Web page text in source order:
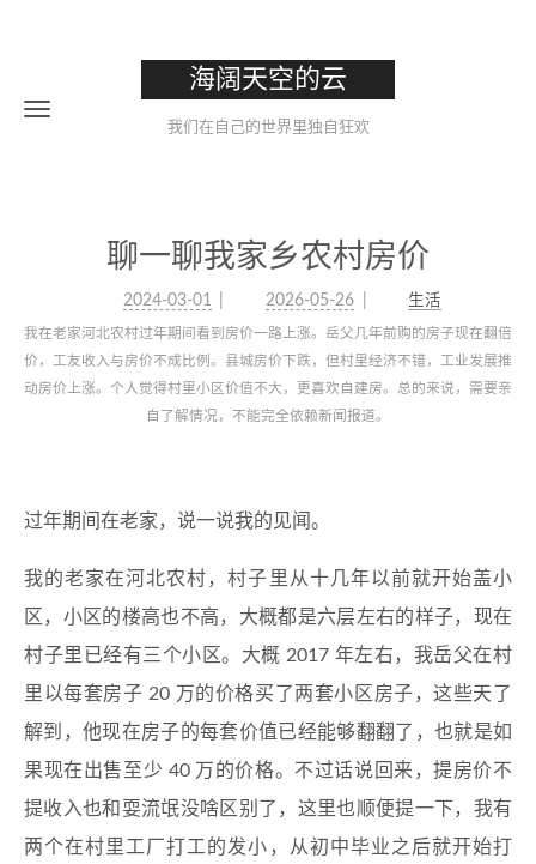
海阔天空的云
我们在自己的世界里独自狂欢
聊一聊我家乡农村房价
2024-03-01 2026-05-26 生活
我在老家河北农村过年期间看到房价一路上涨。岳父几年前购的房子现在翻倍
价，工友收入与房价不成比例。县城房价下跌，但村里经济不错，工业发展推
动房价上涨。个人觉得村里小区价值不大，更喜欢自建房。总的来说，需要亲
自了解情况，不能完全依赖新闻报道。
过年期间在老家，说一说我的见闻。
我的老家在河北农村，村子里从十几年以前就开始盖小
区，小区的楼高也不高，大概都是六层左右的样子，现在
村子里已经有三个小区。大概 2017 年左右，我岳父在村
里以每套房子 20 万的价格买了两套小区房子，这些天了
解到，他现在房子的每套价值已经能够翻翻了，也就是如
果现在出售至少 40 万的价格。不过话说回来，提房价不
提收入也和耍流氓没啥区别了，这里也顺便提一下，我有
两个在村里工厂打工的发小，从初中毕业之后就开始打